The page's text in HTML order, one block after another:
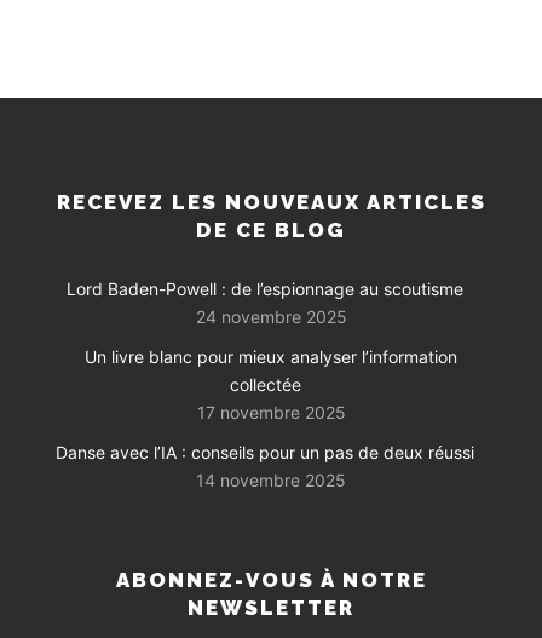
RECEVEZ LES NOUVEAUX ARTICLES
DE CE BLOG
Lord Baden-Powell : de l’espionnage au scoutisme
24 novembre 2025
Un livre blanc pour mieux analyser l’information
collectée
17 novembre 2025
Danse avec l’IA : conseils pour un pas de deux réussi
14 novembre 2025
ABONNEZ-VOUS À NOTRE
NEWSLETTER